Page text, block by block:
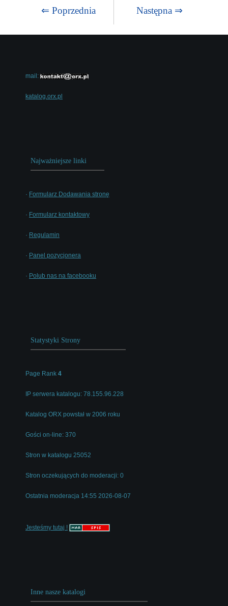
⇐ Poprzednia Następna ⇒
mail:
katalog.orx.pl
Najważniejsze linki
· Formularz Dodawania stronę
· Formularz kontaktowy
· Regulamin
· Panel pozycjonera
· Polub nas na facebooku
Statystyki Strony
Page Rank 4
IP serwera katalogu: 78.155.96.228
Katalog ORX powstał w 2006 roku
Gości on-line: 370
Stron w katalogu 25052
Stron oczekujących do moderacji: 0
Ostatnia moderacja 14:55 2026-08-07
Jesteśmy tutaj !
Inne nasze katalogi